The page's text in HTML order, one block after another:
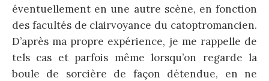
éventuellement en une autre scène, en fonction
des facultés de clairvoyance du catoptromancien.
D’après ma propre expérience, je me rappelle de
tels cas et parfois même lorsqu’on regarde la
boule de sorcière de façon détendue, en ne